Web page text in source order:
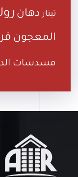
تينار دهان
المعجون
مسدسات